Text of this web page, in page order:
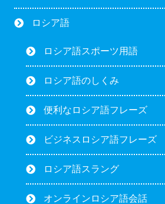
ロシア語
ロシア語スポーツ用語
ロシア語のしくみ
便利なロシア語フレーズ
ビジネスロシア語フレーズ
ロシア語スラング
オンラインロシア語会話